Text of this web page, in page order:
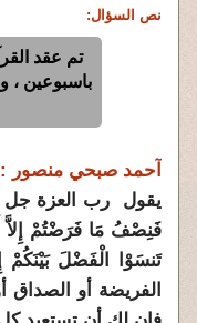
نص السؤال:
تم عقد
باسبوعين ،
آحمد صبحي منصور :
يقول رب العزة جل
فَنِصْفُ مَا فَرَضْتُمْ إِلاَّ
الفريضة أو